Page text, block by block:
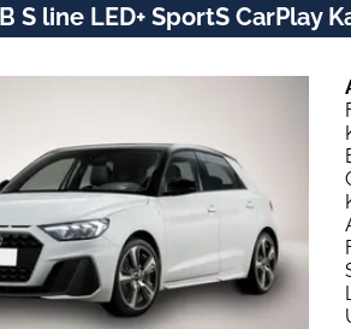
S line LED+ SportS CarPlay